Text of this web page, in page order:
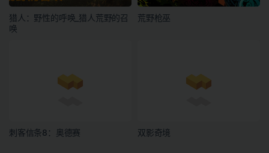
猎人：野性的呼唤_猎人荒野的召
唤
荒野枪巫
刺客信条8：奥德赛 双影奇境